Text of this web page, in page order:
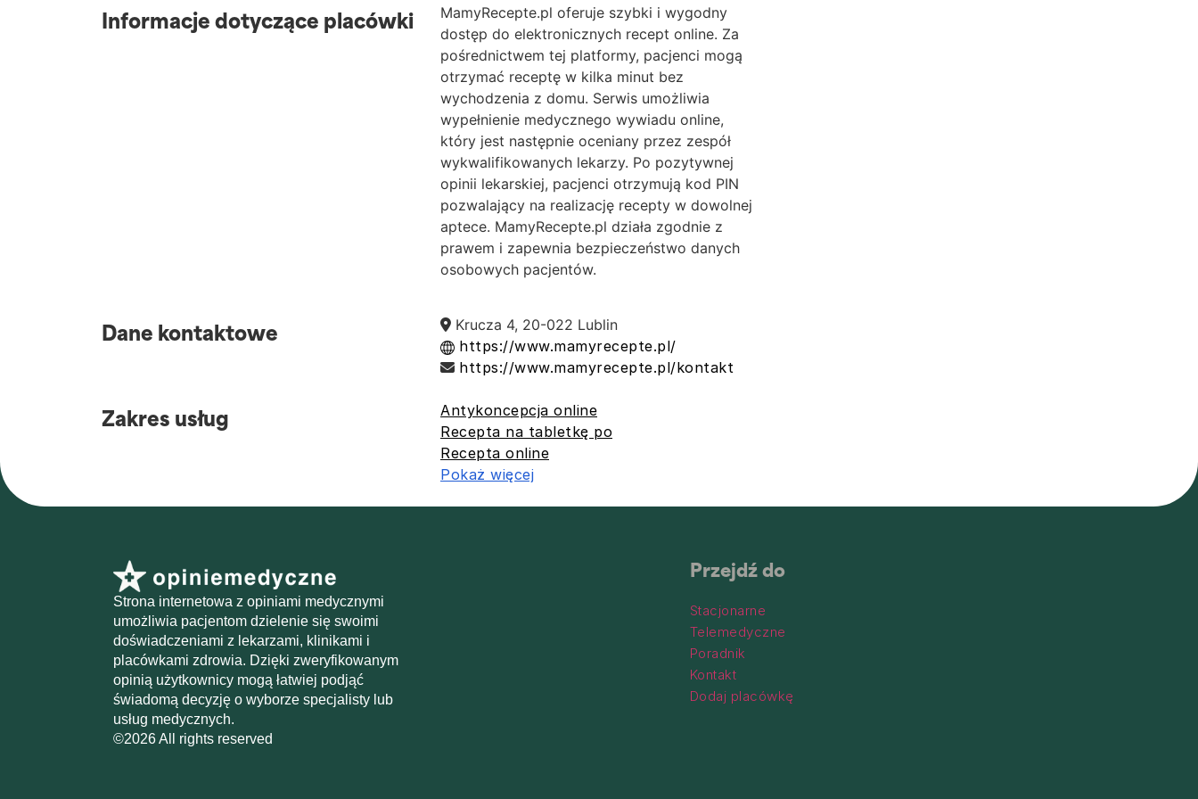
Informacje dotyczące placówki
MamyRecepte.pl oferuje szybki i wygodny
dostęp do elektronicznych recept online. Za
pośrednictwem tej platformy, pacjenci mogą
otrzymać receptę w kilka minut bez
wychodzenia z domu. Serwis umożliwia
wypełnienie medycznego wywiadu online,
który jest następnie oceniany przez zespół
wykwalifikowanych lekarzy. Po pozytywnej
opinii lekarskiej, pacjenci otrzymują kod PIN
pozwalający na realizację recepty w dowolnej
aptece. MamyRecepte.pl działa zgodnie z
prawem i zapewnia bezpieczeństwo danych
osobowych pacjentów.
Dane kontaktowe
Krucza 4, 20-022 Lublin
https://www.mamyrecepte.pl/
https://www.mamyrecepte.pl/kontakt
Zakres usług
Antykoncepcja online
Recepta na tabletkę po
Recepta online
Pokaż więcej
Strona internetowa z opiniami medycznymi
umożliwia pacjentom dzielenie się swoimi
doświadczeniami z lekarzami, klinikami i
placówkami zdrowia. Dzięki zweryfikowanym
opinią użytkownicy mogą łatwiej podjąć
świadomą decyzję o wyborze specjalisty lub
usług medycznych.
Przejdź do
Stacjonarne
Telemedyczne
Poradnik
Kontakt
Dodaj placówkę
©2026 All rights reserved